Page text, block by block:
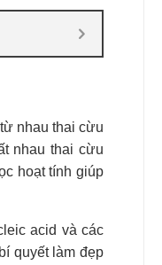
nhau thai cừu
nhau thai cừu
hoạt tính giúp
acid và các
quyết làm đẹp